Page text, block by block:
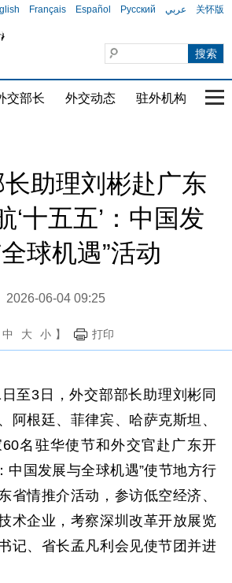
Français Español Русский عربي 关怀版
交部长 外交动态 驻外机构 国
助理刘彬赴广东
‘十五五’：中国发
球机遇”活动
2026-06-04 09:25
中 大 小 】 打印
至3日，外交部部长助理刘彬同
阿根廷、菲律宾、哈萨克斯坦、
名驻华使节和外交官赴广东开
中国发展与全球机遇”使节地方行
省情推介活动，参访低空经济、
术企业，考察深圳改革开放展览
记、省长孟凡利会见使节团并进